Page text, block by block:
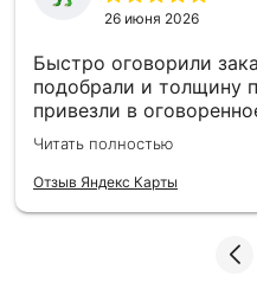
26 июня 2026
Быстро оговорили
подобрали и толщину
привезли в
заборные пролеты
монтажа.
було терминала,
Читать полностью
Отзыв Яндекс Карты